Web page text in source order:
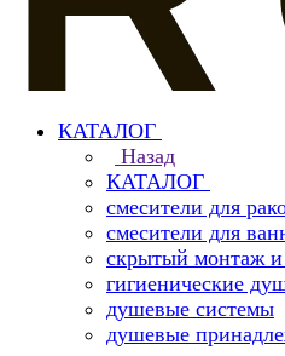
КАТАЛОГ
Назад
КАТАЛОГ
смесители для
смесители для
скрытый монтаж
гигиенические
душевые системы
душевые